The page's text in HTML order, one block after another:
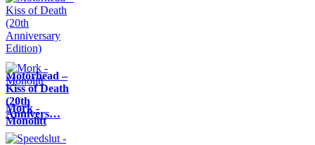
Motörhead –
Kiss of Death
(20th
Annivers…
Mork -
Monolitt